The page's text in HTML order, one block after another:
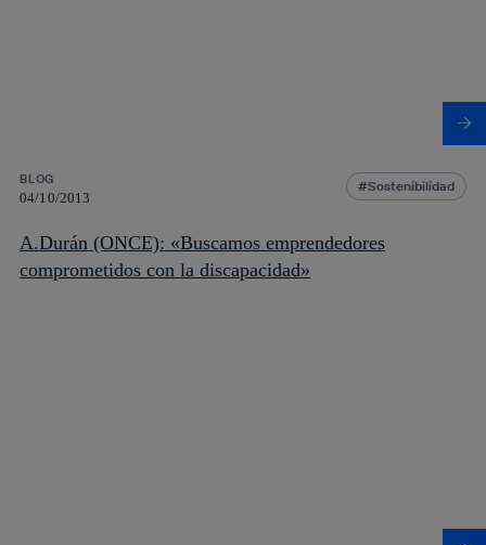
BLOG
04/10/2013
Sostenibilidad
A.Durán (ONCE): «Buscamos emprendedores
comprometidos con la discapacidad»